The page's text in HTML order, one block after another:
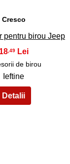
Cresco
pentru birou Jeep
18 ,49
de birou
Ieftine